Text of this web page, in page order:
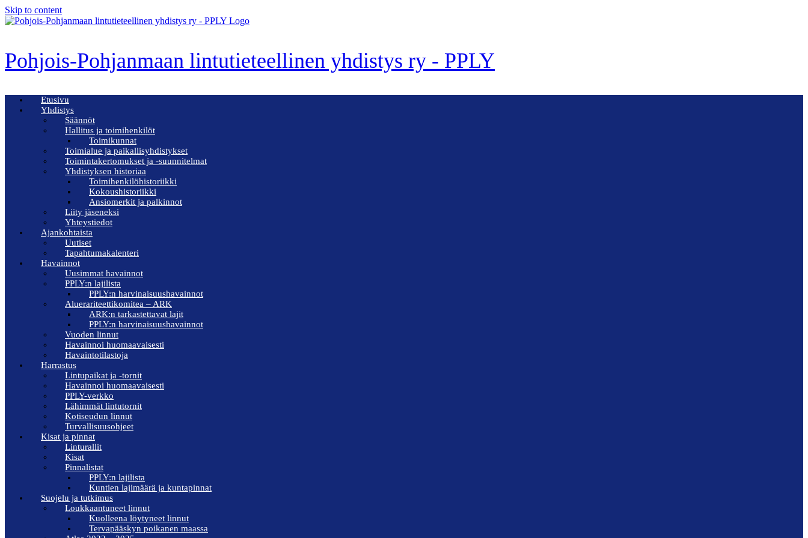
Skip to content
Pohjois-Pohjanmaan lintutieteellinen yhdistys ry - PPLY
Etusivu
Yhdistys
Säännöt
Hallitus ja toimihenkilöt
Toimikunnat
Toimialue ja paikallisyhdistykset
Toimintakertomukset ja -suunnitelmat
Yhdistyksen historiaa
Toimihenkilöhistoriikki
Kokoushistoriikki
Ansiomerkit ja palkinnot
Liity jäseneksi
Yhteystiedot
Ajankohtaista
Uutiset
Tapahtumakalenteri
Havainnot
Uusimmat havainnot
PPLY:n lajilista
PPLY:n harvinaisuushavainnot
Aluerariteettikomitea – ARK
ARK:n tarkastettavat lajit
PPLY:n harvinaisuushavainnot
Vuoden linnut
Havainnoi huomaavaisesti
Havaintotilastoja
Harrastus
Lintupaikat ja -tornit
Havainnoi huomaavaisesti
PPLY-verkko
Lähimmät lintutornit
Kotiseudun linnut
Turvallisuusohjeet
Kisat ja pinnat
Linturallit
Kisat
Pinnalistat
PPLY:n lajilista
Kuntien lajimäärä ja kuntapinnat
Suojelu ja tutkimus
Loukkaantuneet linnut
Kuolleena löytyneet linnut
Tervapääskyn poikanen maassa